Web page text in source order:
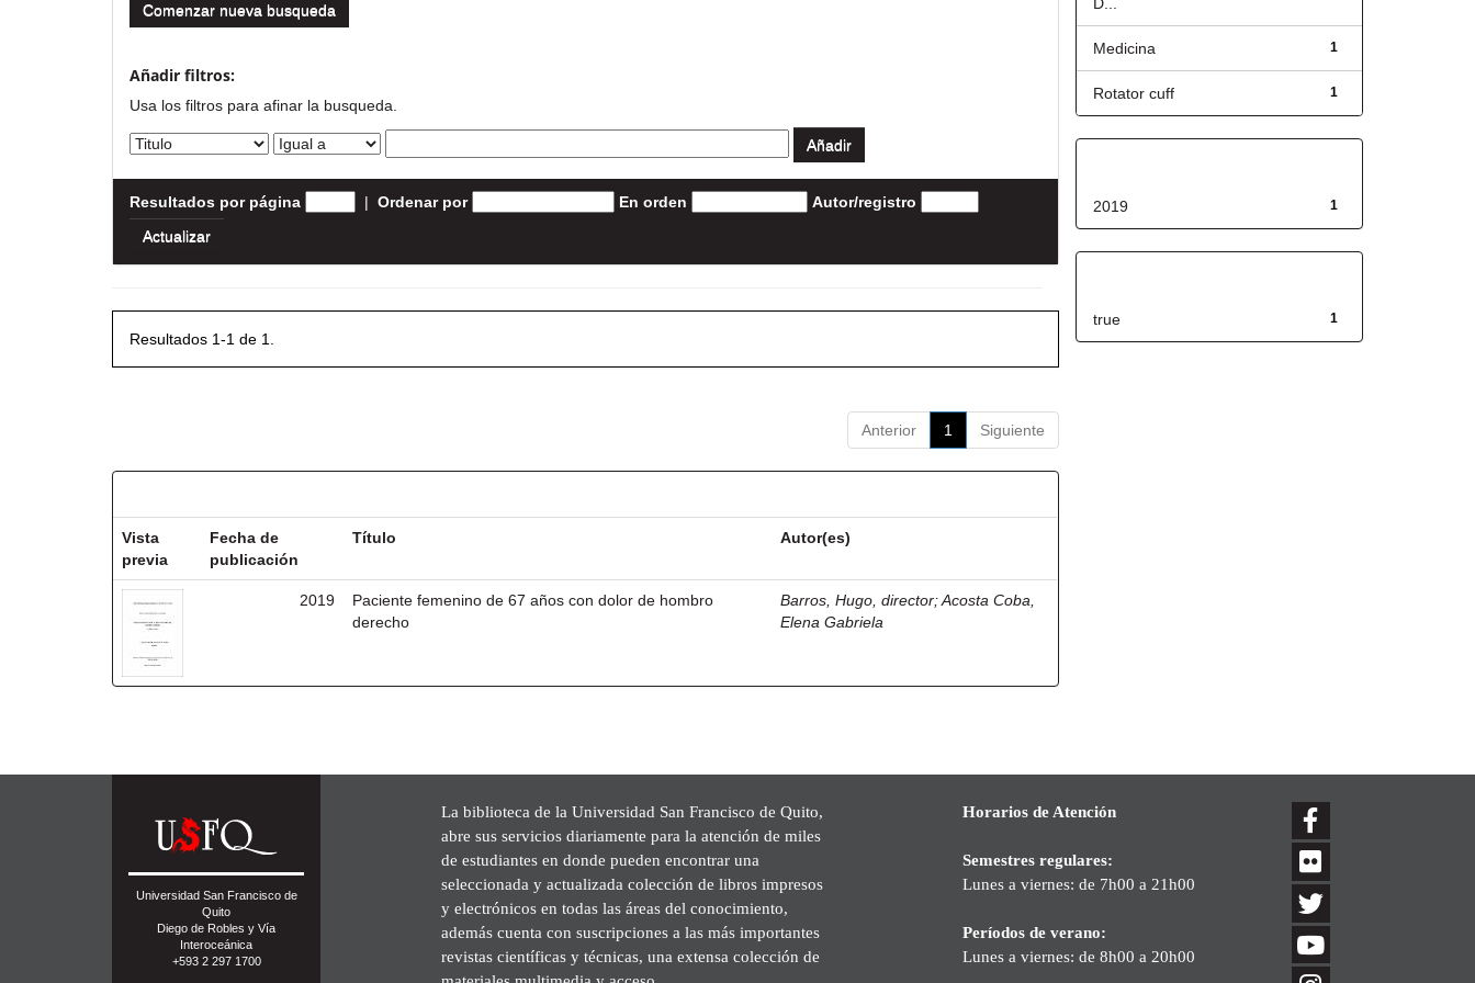
Comenzar nueva busqueda
Añadir filtros:
Usa los filtros para afinar la busqueda.
Resultados por página | Ordenar por En orden Autor/registro
Resultados 1-1 de 1.
Anterior 1 Siguiente
Vista
previa
Fecha de
publicación
Título Autor(es)
2019
Paciente femenino de 67 años con dolor de hombro
derecho
Barros, Hugo, director;Acosta Coba,
Elena Gabriela
1
Medicina
1
Rotator cuff
1
2019
1
true
Universidad San Francisco de
Quito
Diego de Robles y Vía
Interoceánica
+593 2 297 1700
La biblioteca de la Universidad San Francisco de Quito,
abre sus servicios diariamente para la atención de miles
de estudiantes en donde pueden encontrar una
seleccionada y actualizada colección de libros impresos
y electrónicos en todas las áreas del conocimiento,
además cuenta con suscripciones a las más importantes
revistas científicas y técnicas, una extensa colección de
Horarios de Atención
Semestres regulares:
Lunes a viernes: de 7h00 a 21h00
Períodos de verano:
Lunes a viernes: de 8h00 a 20h00